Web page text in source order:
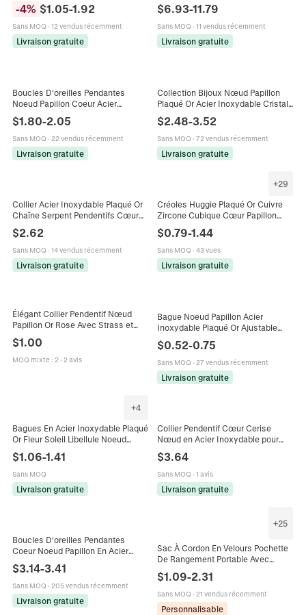
Cou En Künstliche Perles Bijoux De
Mode Pour Femmes
-4% $1.05-1.92
Sans MOQ · 12 vendus récemment
Livraison gratuite
Incrusté Couronne Nœud
Géométrie Réglable Or Argent
Couleur Bijoux Mode
$6.93-11.79
Sans MOQ · 11 vendus récemment
Livraison gratuite
Boucles D'oreilles Pendantes
Noeud Papillon Coeur Acier
Bijoux Pour Femmes
$1.80-2.05
Sans MOQ · 22 vendus récemment
Livraison gratuite
Collection Bijoux Nœud Papillon
Plaqué Or Acier Inoxydable Cristal
Boucles Oreilles Élégant Tendance
Femmes
$2.48-3.52
Sans MOQ · 72 vendus récemment
Livraison gratuite
Collier Acier Inoxydable Plaqué Or
Chaîne Serpent Pendentifs Cœur
Nœud Künstliche Perle Baroque
Zircon Cristal Femmes Bijoux
Vintage
$2.62
Sans MOQ · 14 vendus récemment
Livraison gratuite
+29
Créoles Huggie Plaqué Or Cuivre
Zircone Cubique Cœur Papillon
Nœud Géométrique Tendance INS
Mode Pour Femmes
$0.79-1.44
Sans MOQ · 43 vues
Livraison gratuite
Élégant Collier Pendentif Nœud
Papillon Or Rose Avec Strass et
Pierre Œil de Chat Chaîne de Pull
Longue en Alliage Bijoux Femme
$1.00
MOQ mixte: 2· 2 avis
Bague Noeud Papillon Acier
Inoxydable Plaqué Or Ajustable
Pour Femme
$0.52-0.75
Sans MOQ · 27 vendus récemment
Livraison gratuite
+4
Bagues En Acier Inoxydable Plaqué
Or Fleur Soleil Libellule Noeud
Géométrique Bijoux Mode Boho
Pour Femmes
$1.06-1.41
Sans MOQ
Livraison gratuite
Collier Pendentif Cœur Cerise
Nœud en Acier Inoxydable pour
Femme Plaqué Or Chaîne Tressée
Strass Bijoux de Mode Cadeau
Élégant
$3.64
Sans MOQ · 1 avis
Livraison gratuite
Boucles D'oreilles Pendantes
Coeur Noeud Papillon En Acier
Inoxydable Plaquées Or 18 Carats
Bijoux De Mode Pour Femmes
$3.14-3.41
Sans MOQ · 205 vendus récemment
Livraison gratuite
+25
Sac À Cordon En Velours Pochette
De Rangement Portable Avec
Noeud En Ruban Satin Broderie
Dorée Pour Bijoux Cosmétiques
$1.09-2.31
Sans MOQ · 21 vendus récemment
Personnalisable